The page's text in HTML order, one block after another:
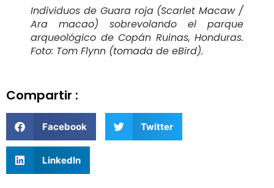
Individuos de Guara roja (Scarlet Macaw /
Ara macao) sobrevolando el parque
arqueológico de Copán Ruinas, Honduras.
Foto: Tom Flynn (tomada de eBird).
Compartir :
Facebook Twitter
LinkedIn